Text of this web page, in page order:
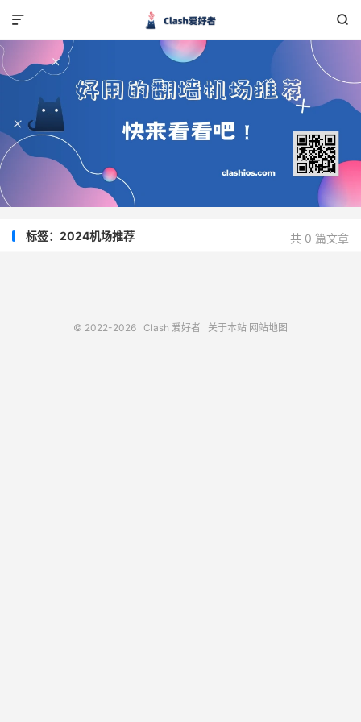


共 0 篇文章
标签：2024机场推荐
© 2022-2026 Clash 爱好者 关于本站 网站地图